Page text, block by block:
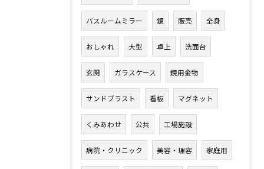
バスルームミラー 鏡 販売 全身
おしゃれ 大型 卓上 洗面台
玄関 ガラスケース 鏡用金物
サンドブラスト 看板 マグネット
くみあわせ 公共 工場施設
病院・クリニック 美容・理容 家庭用